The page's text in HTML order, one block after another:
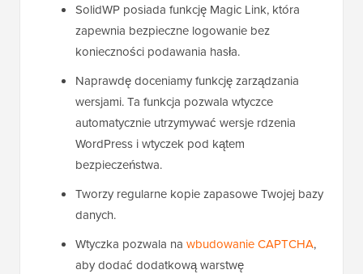
SolidWP posiada funkcję Magic Link, która
zapewnia bezpieczne logowanie bez
konieczności podawania hasła.
Naprawdę doceniamy funkcję zarządzania
wersjami. Ta funkcja pozwala wtyczce
automatycznie utrzymywać wersje rdzenia
WordPress i wtyczek pod kątem
bezpieczeństwa.
Tworzy regularne kopie zapasowe Twojej bazy
danych.
Wtyczka pozwala na wbudowanie CAPTCHA,
aby dodać dodatkową warstwę